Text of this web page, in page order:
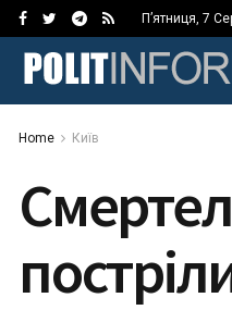
П’ятниця, 7
Home Київ